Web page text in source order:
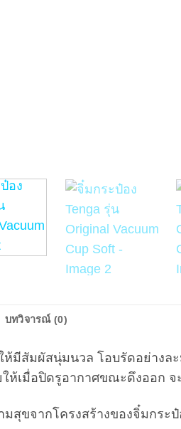
บทวิจารณ์ (0)
ห้มีสัมผัสนุ่มนวล โอบรัดอย่างล
ให้เมื่อปิดรูอากาศขณะดึงออก
มสุขจากโครงสร้างของจิ๋มกร